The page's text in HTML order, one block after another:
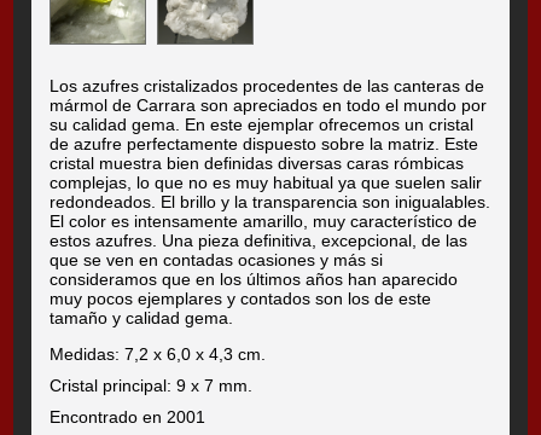
Los azufres cristalizados procedentes de las canteras de
mármol de Carrara son apreciados en todo el mundo por
su calidad gema. En este ejemplar ofrecemos un cristal
de azufre perfectamente dispuesto sobre la matriz. Este
cristal muestra bien definidas diversas caras rómbicas
complejas, lo que no es muy habitual ya que suelen salir
redondeados. El brillo y la transparencia son inigualables.
El color es intensamente amarillo, muy característico de
estos azufres. Una pieza definitiva, excepcional, de las
que se ven en contadas ocasiones y más si
consideramos que en los últimos años han aparecido
muy pocos ejemplares y contados son los de este
tamaño y calidad gema.
Medidas: 7,2 x 6,0 x 4,3 cm.
Cristal principal: 9 x 7 mm.
Encontrado en 2001